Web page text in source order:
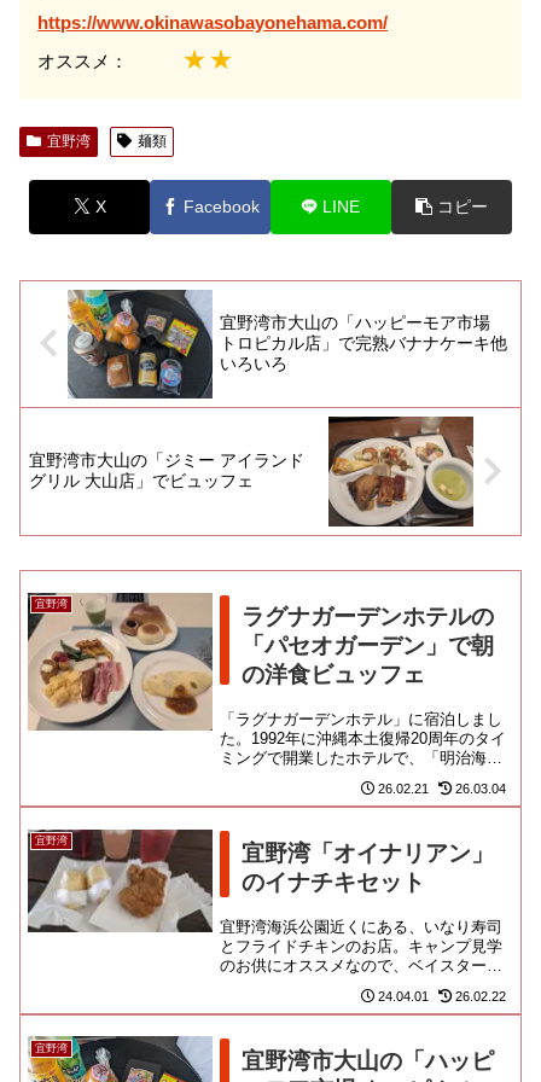
https://www.okinawasobayonehama.com/
オススメ： ★★
宜野湾 麺類
X Facebook LINE コピー
宜野湾市大山の「ハッピーモア市場
トロピカル店」で完熟バナナケーキ他
いろいろ
宜野湾市大山の「ジミー アイランド
グリル 大山店」でビュッフェ
宜野湾
ラグナガーデンホテルの
「パセオガーデン」で朝
の洋食ビュッフェ
「ラグナガーデンホテル」に宿泊しまし
た。1992年に沖縄本土復帰20周年のタイ
ミングで開業したホテルで、「明治海
運」の傘下なんだね。「ぎのわん海浜公
園」でキャンプを行う「横...
26.02.21 26.03.04
宜野湾
宜野湾「オイナリアン」
のイナチキセット
宜野湾海浜公園近くにある、いなり寿司
とフライドチキンのお店。キャンプ見学
のお供にオススメなので、ベイスターズ
ファンは覚えておいてね！面白き食文化
が息づく沖縄では、いなりにチ...
24.04.01 26.02.22
宜野湾
宜野湾市大山の「ハッピ